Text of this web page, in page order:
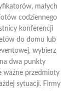
małych
codziennego
konferencji
do domu lub
wybierz
dwa punkty
ważne przedmioty
sytuacji. Firmy